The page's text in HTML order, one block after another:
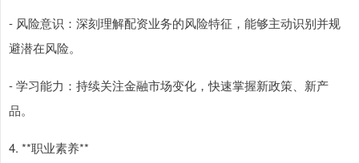
- 风险意识：深刻理解配资业务的风险特征，能够主动识别并规
避潜在风险。
- 学习能力：持续关注金融市场变化，快速掌握新政策、新产
品。
4. **职业素养**